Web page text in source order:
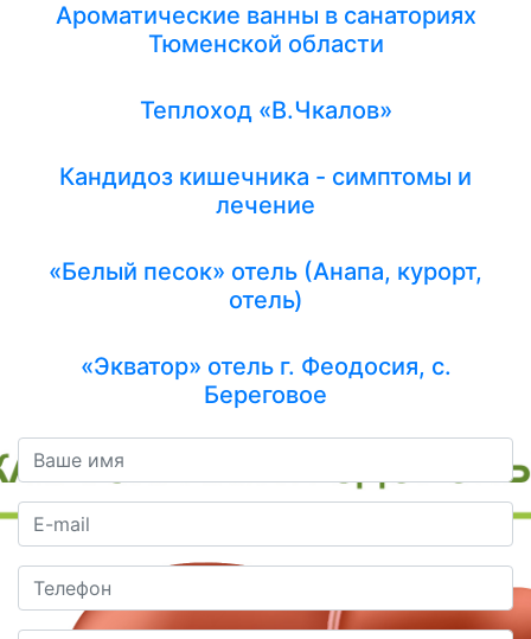
Ароматические ванны в санаториях
Тюменской области
Теплоход «В.Чкалов»
Кандидоз кишечника - симптомы и
лечение
«Белый песок» отель (Анапа, курорт,
отель)
«Экватор» отель г. Феодосия, с.
Береговое